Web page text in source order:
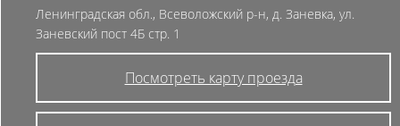
Ленинградская обл., Всеволожский р-н, д. Заневка, ул.
Заневский пост 4Б стр. 1
Посмотреть карту проезда